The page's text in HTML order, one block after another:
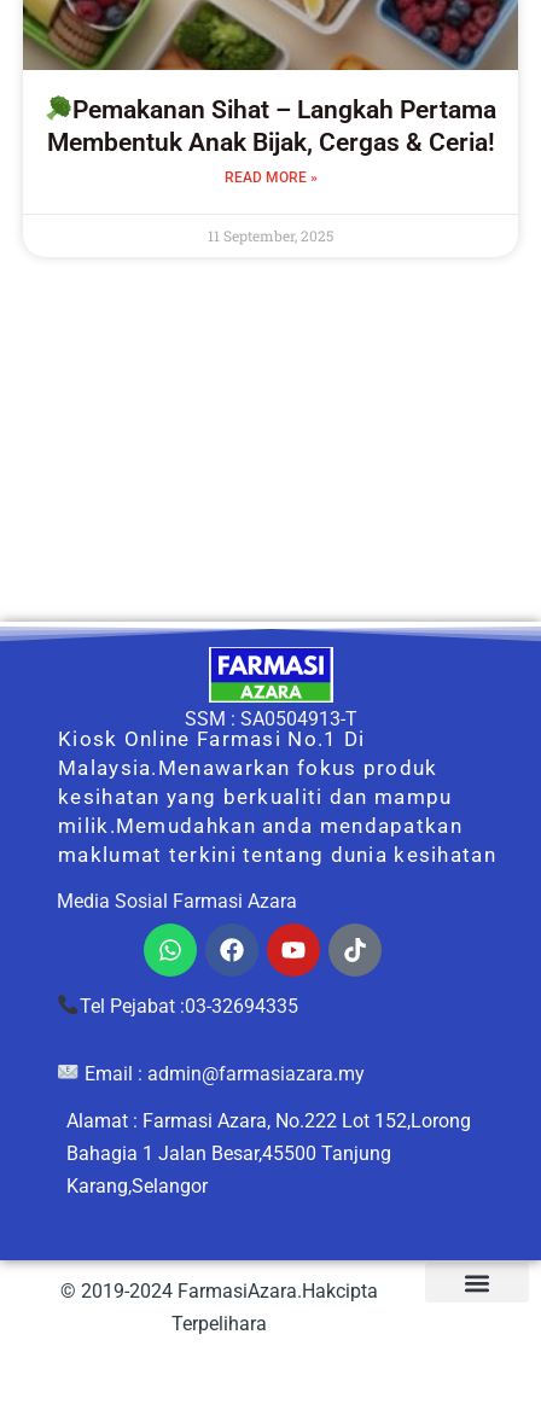
Pemakanan Sihat – Langkah Pertama
Membentuk Anak Bijak, Cergas & Ceria!
READ MORE »
11 September, 2025
SSM : SA0504913-T
Kiosk Online Farmasi No.1 Di
Malaysia.Menawarkan fokus produk
kesihatan yang berkualiti dan mampu
milik.Memudahkan anda mendapatkan
maklumat terkini tentang dunia kesihatan
Media Sosial Farmasi Azara
Whatsapp
Facebook
YoutubeTiktok
Tel Pejabat :03-32694335
Email : admin@farmasiazara.my
Alamat : Farmasi Azara, No.222 Lot 152,Lorong
Bahagia 1 Jalan Besar,45500 Tanjung
Karang,Selangor
© 2019-2024 FarmasiAzara.Hakcipta
Terpelihara